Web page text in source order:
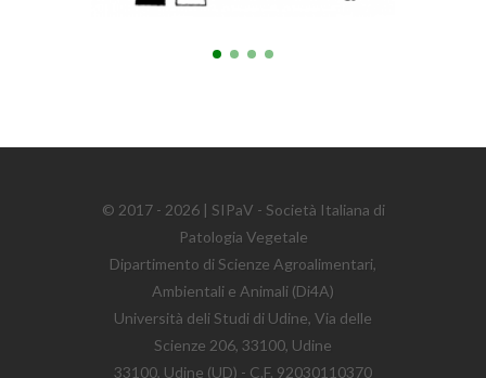
© 2017 - 2026 | SIPaV - Società Italiana di
Patologia Vegetale
Dipartimento di Scienze Agroalimentari,
Ambientali e Animali (Di4A)
Università deli Studi di Udine, Via delle
Scienze 206, 33100, Udine
33100, Udine (UD) - C.F. 92030110370